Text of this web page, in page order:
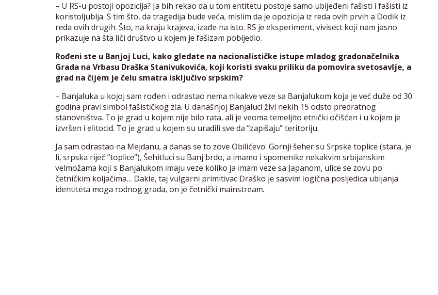
– U RS-u postoji opozicija? Ja bih rekao da u tom entitetu postoje samo ubijeđeni fašisti i fašisti iz
koristoljublja. S tim što, da tragedija bude veća, mislim da je opozicija iz reda ovih prvih a Dodik iz
reda ovih drugih. Što, na kraju krajeva, izađe na isto. RS je eksperiment, vivisect koji nam jasno
prikazuje na šta liči društvo u kojem je fašizam pobijedio.
Rođeni ste u Banjoj Luci, kako gledate na nacionalističke istupe mladog gradonačelnika
Grada na Vrbasu Draška Stanivukovića, koji koristi svaku priliku da pomovira svetosavlje, a
grad na čijem je čelu smatra isključivo srpskim?
– Banjaluka u kojoj sam rođen i odrastao nema nikakve veze sa Banjalukom koja je već duže od 30
godina pravi simbol fašističkog zla. U današnjoj Banjaluci živi nekih 15 odsto predratnog
stanovništva. To je grad u kojem nije bilo rata, ali je veoma temeljito etnički očišćen i u kojem je
izvršen i elitocid. To je grad u kojem su uradili sve da “zapišaju” teritoriju.
Ja sam odrastao na Mejdanu, a danas se to zove Obilićevo. Gornji šeher su Srpske toplice (stara, je
li, srpska riječ “toplice”), Šehitluci su Banj brdo, a imamo i spomenike nekakvim srbijanskim
velmožama koji s Banjalukom imaju veze koliko ja imam veze sa Japanom, ulice se zovu po
četničkim koljačima… Dakle, taj vulgarni primitivac Draško je sasvim logična posljedica ubijanja
identiteta moga rodnog grada, on je četnički mainstream.